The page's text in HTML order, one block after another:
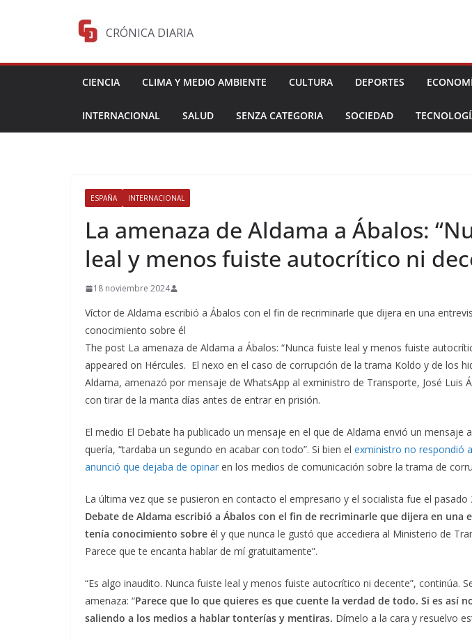
CRÓNICA DIARIA
CIENCIA CLIMA Y MEDIO AMBIENTE CULTURA DEPORTES
INTERNACIONAL SALUD SENZA CATEGORIA SOCIEDAD
ESPAÑA INTERNACIONAL
La amenaza de Aldama a Ábalos:
leal y menos fuiste autocrítico ni
18 noviembre 2024
Víctor de Aldama escribió a Ábalos con el fin de recriminarle que dijera en una
conocimiento sobre él
The post La amenaza de Aldama a Ábalos: “Nunca fuiste leal y menos fuiste
appeared on Hércules. El nexo en el caso de corrupción de la trama Koldo y de los
Aldama, amenazó por mensaje de WhatsApp al exministro de Transporte, José Luis
con tirar de la manta días antes de entrar en prisión.
El medio El Debate ha publicado un mensaje en el que de Aldama envió un mensaje
quería, “tardaba un segundo en acabar con todo”. Si bien el exministro no respondió
anunció que dejaba de opinar en los medios de comunicación sobre la trama de
La última vez que se pusieron en contacto el empresario y el socialista fue el pasado
Debate de Aldama escribió a Ábalos con el fin de recriminarle que dijera en una
tenía conocimiento sobre él y que nunca le gustó que accediera al Ministerio de
Parece que te encanta hablar de mí gratuitamente”.
“Es algo inaudito. Nunca fuiste leal y menos fuiste autocrítico ni decente”, continúa.
amenaza: “Parece que lo que quieres es que cuente la verdad de todo. Si es así
saliendo a los medios a hablar tonterías y mentiras. Dímelo a la cara y resuelvo